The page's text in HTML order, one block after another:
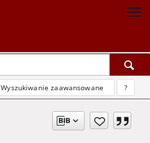
Wyszukiwanie zaawansowane ?